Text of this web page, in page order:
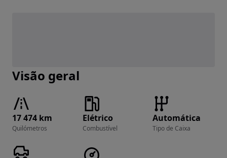
Visão geral
17 474 km
Quilómetros
Elétrico
Combustível
Automática
Tipo de Caixa